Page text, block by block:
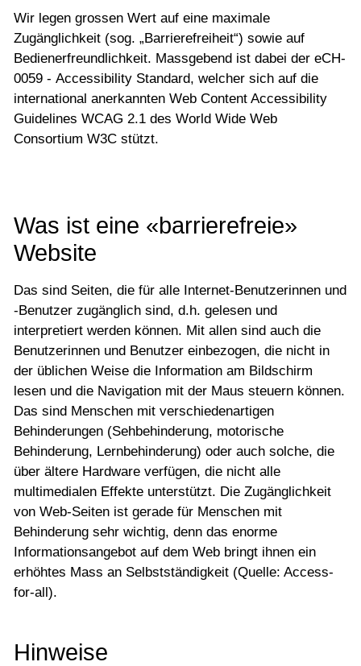
Wir legen grossen Wert auf eine maximale
Zugänglichkeit (sog. „Barrierefreiheit“) sowie auf
Bedienerfreundlichkeit. Massgebend ist dabei der eCH-
0059 - Accessibility Standard, welcher sich auf die
international anerkannten Web Content Accessibility
Guidelines WCAG 2.1 des World Wide Web
Consortium W3C stützt.
Was ist eine «barrierefreie»
Website
Das sind Seiten, die für alle Internet-Benutzerinnen und
-Benutzer zugänglich sind, d.h. gelesen und
interpretiert werden können. Mit allen sind auch die
Benutzerinnen und Benutzer einbezogen, die nicht in
der üblichen Weise die Information am Bildschirm
lesen und die Navigation mit der Maus steuern können.
Das sind Menschen mit verschiedenartigen
Behinderungen (Sehbehinderung, motorische
Behinderung, Lernbehinderung) oder auch solche, die
über ältere Hardware verfügen, die nicht alle
multimedialen Effekte unterstützt. Die Zugänglichkeit
von Web-Seiten ist gerade für Menschen mit
Behinderung sehr wichtig, denn das enorme
Informationsangebot auf dem Web bringt ihnen ein
erhöhtes Mass an Selbstständigkeit (Quelle: Access-
for-all).
Hinweise